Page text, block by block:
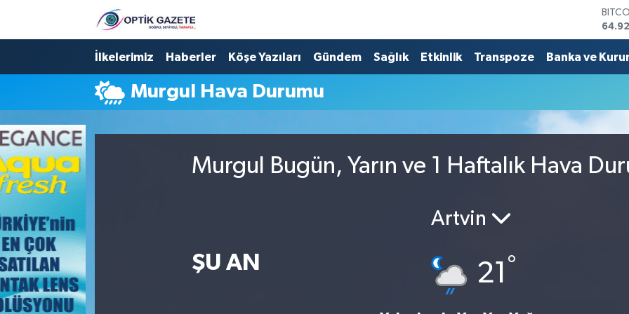
13.703
İlkelerimiz Haberler Köşe Yazıları Gündem Sağlık Etkinlik Transpoze Banka ve
Murgul Hava Durumu
Murgul Bugün, Yarın ve 1 Haftalık Hava
ŞU AN
Artvin
21 °
Nöbetçi Eczaneler
Hava Durumu
İstanbul Namaz Vakitleri
Trafik Durumu
Süper Lig Puan Durumu ve Fikstür
Tüm Manşetler
Son Dakika Haberleri
Haber Arşivi